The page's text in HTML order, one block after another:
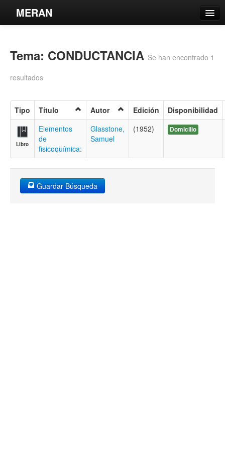
MERAN
Búsqueda Avanzada
Contacto
Iniciar sesión
Tema: CONDUCTANCIA Se han encontrado 1
resultados
Tipo Título Autor Edición Disponibilidad
Libro
Elementos
de
fisicoquímica:
Glasstone,
Samuel
(1952) Domicilio
Guardar Búsqueda